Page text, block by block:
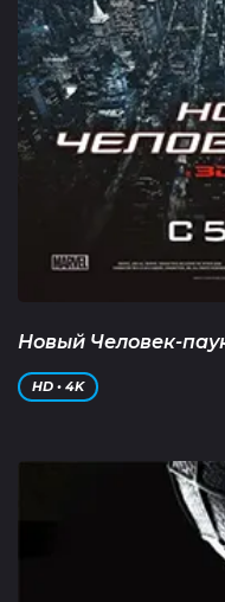
Новый Человек-
HD • 4K